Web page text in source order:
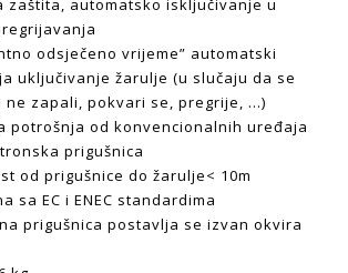
zaštita, automatsko isključivanje u
odsječeno vrijeme” automatski
uključivanje žarulje (u slučaju da se
ne zapali, pokvari se, pregrije, …)
potrošnja od konvencionalnih uređaja
prigušnica
od prigušnice do žarulje< 10m
sa EC i ENEC standardima
prigušnica postavlja se izvan okvira